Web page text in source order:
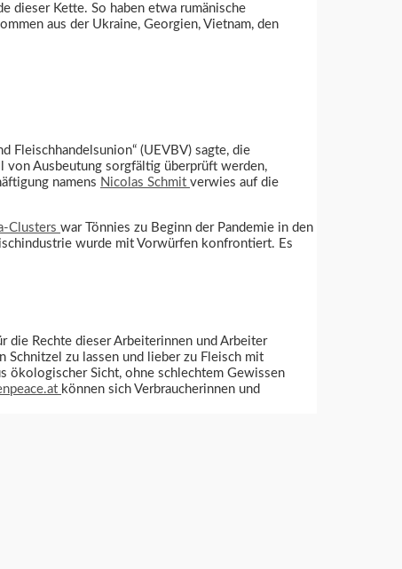
dieser Kette. So haben etwa rumänische
aus der Ukraine, Georgien, Vietnam, den
Fleischhandelsunion“ (UEVBV) sagte, die
von Ausbeutung sorgfältig überprüft werden,
namens Nicolas Schmit verwies auf die
Clusters war Tönnies zu Beginn der Pandemie in den
wurde mit Vorwürfen konfrontiert. Es
die Rechte dieser Arbeiterinnen und Arbeiter
Schnitzel zu lassen und lieber zu Fleisch mit
ökologischer Sicht, ohne schlechtem Gewissen
können sich Verbraucherinnen und